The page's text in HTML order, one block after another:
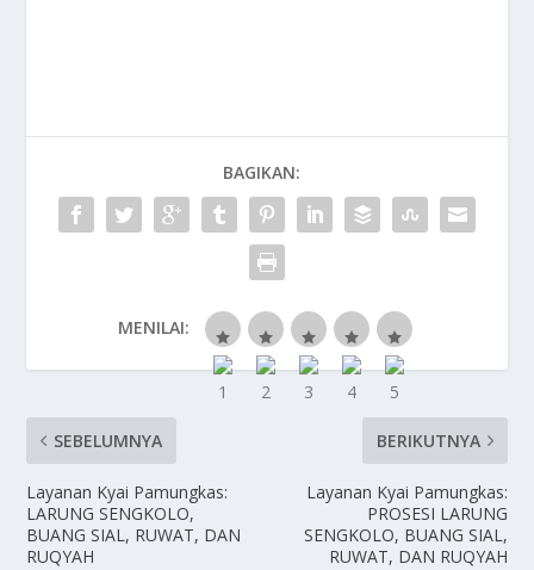
BAGIKAN:
MENILAI:
SEBELUMNYA
Layanan Kyai Pamungkas:
LARUNG SENGKOLO,
BUANG SIAL, RUWAT, DAN
RUQYAH
BERIKUTNYA
Layanan Kyai Pamungkas:
PROSESI LARUNG
SENGKOLO, BUANG SIAL,
RUWAT, DAN RUQYAH